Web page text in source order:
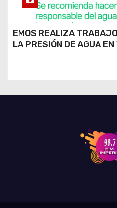
EMOS REALIZA
LA PRESIÓN DE AGUA